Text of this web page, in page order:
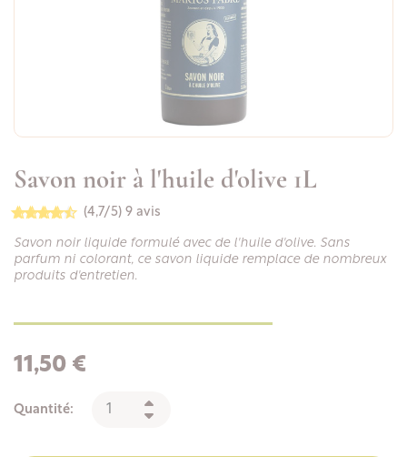
Savon noir à l'huile d'olive 1L
(4,7/5) 9 avis
Savon noir liquide formulé avec de l'huile d'olive. Sans
parfum ni colorant, ce savon liquide remplace de nombreux
produits d'entretien.
11,50 €
Quantité: